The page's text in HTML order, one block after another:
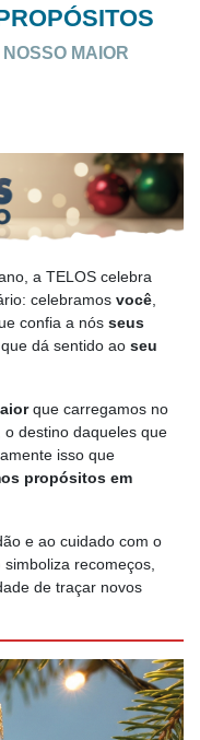
MAIOR
a TELOS celebra
celebramos você
confia a nós seus
dá sentido ao seu
que carregamos no
o destino daqueles que
isso que
propósitos em
e ao cuidado com o
simboliza recomeços,
de traçar novos